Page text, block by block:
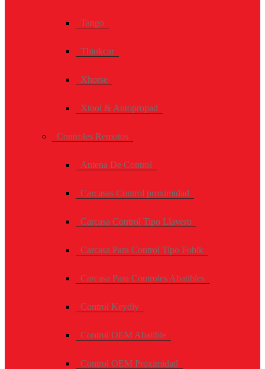
Tango
Thinkcar
Xhorse
Xtool & Autopropad
Controles Remotos
Antena De Control
Carcasas Control proximidad
Carcasa Control Tipo Llavero
Carcasa Para Control Tipo Fobik
Carcasa Para Controles Abatibles
Control Keydiy
Control OEM Abatible
Control OEM Proximidad